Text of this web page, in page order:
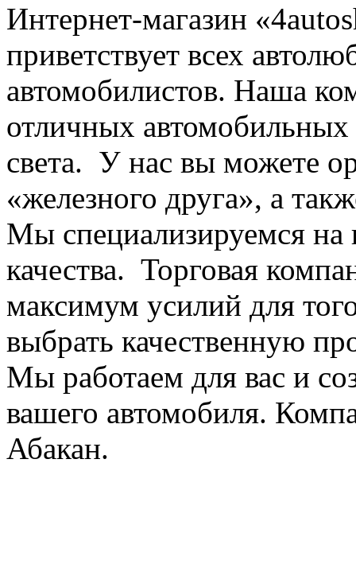
Интернет-магазин
приветствует всех
автомобилистов. Наша
отличных автомобильных
света. У нас вы можете
«железного друга», а
Мы специализируемся на
качества. Торговая
максимум усилий для
выбрать качественную
Мы работаем для вас и
вашего автомобиля.
Абакан.